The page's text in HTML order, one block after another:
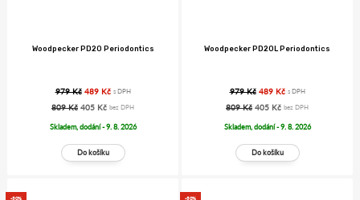
Woodpecker PD20 Periodontics
979 Kč 489 Kč s DPH
809 Kč 405 Kč bez DPH
Skladem, dodání - 9. 8. 2026
Woodpecker PD20L Periodontics
979 Kč 489 Kč s DPH
809 Kč 405 Kč bez DPH
Skladem, dodání - 9. 8. 2026
-50% -50%